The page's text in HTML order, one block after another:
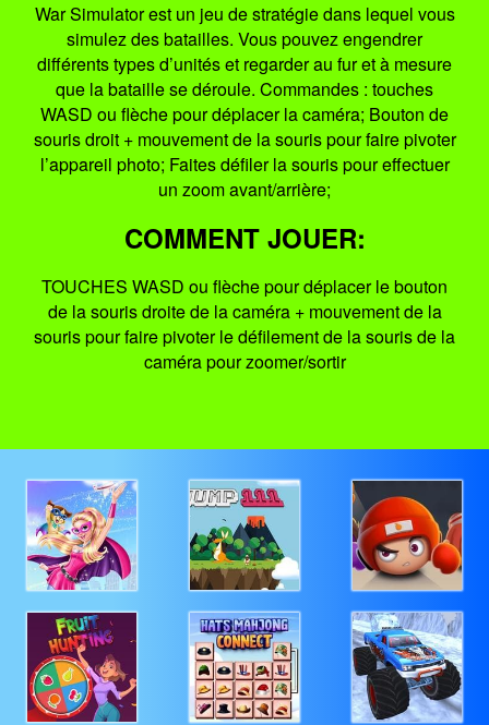
War Simulator est un jeu de stratégie dans lequel vous
simulez des batailles. Vous pouvez engendrer
différents types d’unités et regarder au fur et à mesure
que la bataille se déroule. Commandes : touches
WASD ou flèche pour déplacer la caméra; Bouton de
souris droit + mouvement de la souris pour faire pivoter
l’appareil photo; Faites défiler la souris pour effectuer
un zoom avant/arrière;
COMMENT JOUER:
TOUCHES WASD ou flèche pour déplacer le bouton
de la souris droite de la caméra + mouvement de la
souris pour faire pivoter le défilement de la souris de la
caméra pour zoomer/sortir